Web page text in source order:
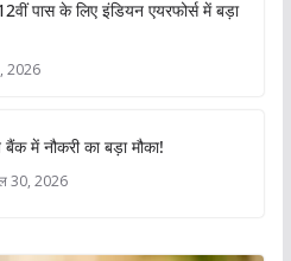
पास के लिए इंडियन एयरफोर्स में बड़ा
2026
में नौकरी का बड़ा मौका!
30, 2026